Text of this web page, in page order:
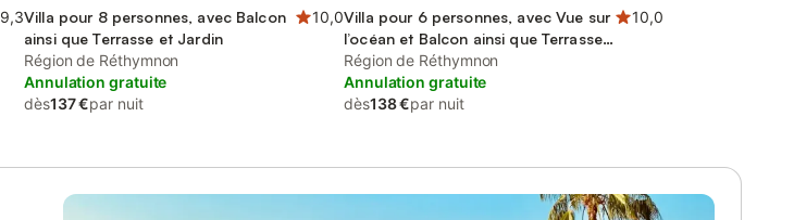
9,3Villa pour 8 personnes, avec Balcon
ainsi que Terrasse et Jardin
10,0
Région de Réthymnon
Annulation gratuite
dès137 €par nuit
Villa pour 6 personnes, avec Vue sur
l’océan et Balcon ainsi que Terrasse
et Jardin
10,0
Région de Réthymnon
Annulation gratuite
dès138 €par nuit